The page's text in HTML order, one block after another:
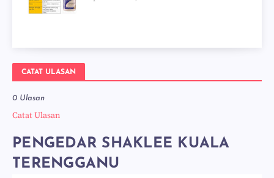
CATAT ULASAN
0 Ulasan
Catat Ulasan
PENGEDAR SHAKLEE KUALA
TERENGGANU